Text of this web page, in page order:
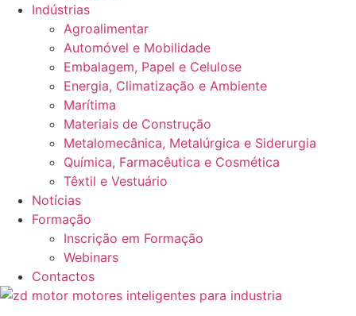
Indústrias
Agroalimentar
Automóvel e Mobilidade
Embalagem, Papel e Celulose
Energia, Climatização e Ambiente
Marítima
Materiais de Construção
Metalomecânica, Metalúrgica e Siderurgia
Química, Farmacêutica e Cosmética
Têxtil e Vestuário
Notícias
Formação
Inscrição em Formação
Webinars
Contactos